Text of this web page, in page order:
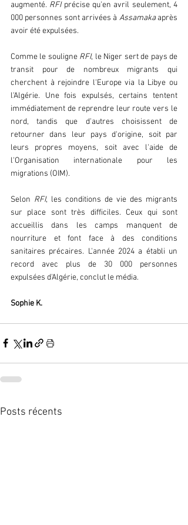
augmenté. RFI précise qu'en avril seulement, 4
000 personnes sont arrivées à Assamaka après
avoir été expulsées.
Comme le souligne RFI, le Niger sert de pays de
transit pour de nombreux migrants qui
cherchent à rejoindre l'Europe via la Libye ou
l'Algérie. Une fois expulsés, certains tentent
immédiatement de reprendre leur route vers le
nord, tandis que d'autres choisissent de
retourner dans leur pays d'origine, soit par
leurs propres moyens, soit avec l'aide de
l'Organisation internationale pour les
migrations (OIM).
Selon RFI, les conditions de vie des migrants
sur place sont très difficiles. Ceux qui sont
accueillis dans les camps manquent de
nourriture et font face à des conditions
sanitaires précaires. L'année 2024 a établi un
record avec plus de 30 000 personnes
expulsées d'Algérie, conclut le média.
Sophie K.
Posts récents